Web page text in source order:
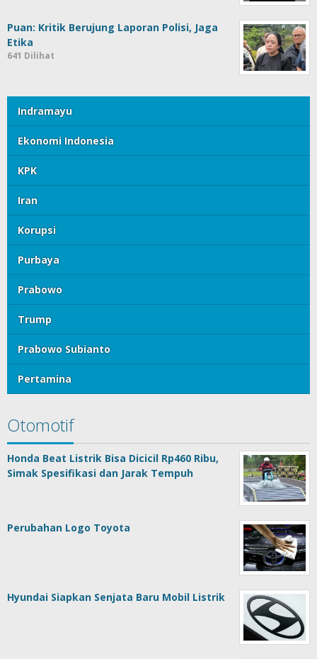
Puan: Kritik Berujung Laporan Polisi, Jaga
Etika
641 Dilihat
Indramayu
Ekonomi Indonesia
KPK
Iran
Korupsi
Purbaya
Prabowo
Trump
Prabowo Subianto
Pertamina
Otomotif
Honda Beat Listrik Bisa Dicicil Rp460 Ribu,
Simak Spesifikasi dan Jarak Tempuh
Perubahan Logo Toyota
Hyundai Siapkan Senjata Baru Mobil Listrik